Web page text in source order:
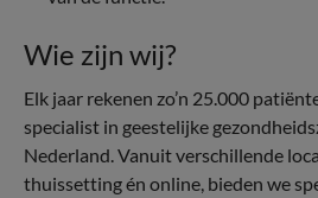
Wie zijn wij?
Elk jaar rekenen zo’n 25.000
specialist in geestelijke
Nederland. Vanuit verschillende
thuissetting én online, bieden we